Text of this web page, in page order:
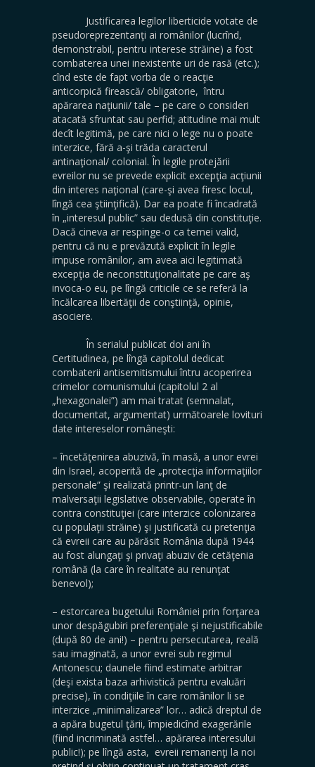
Justificarea legilor liberticide votate de
pseudoreprezentanţi ai românilor (lucrînd,
demonstrabil, pentru interese străine) a fost
combaterea unei inexistente uri de rasă (etc.);
cînd este de fapt vorba de o reacţie
anticorpică firească/ obligatorie, întru
apărarea naţiunii/ tale – pe care o consideri
atacată sfruntat sau perfid; atitudine mai mult
decît legitimă, pe care nici o lege nu o poate
interzice, fără a-şi trăda caracterul
antinaţional/ colonial. În legile protejării
evreilor nu se prevede explicit excepţia acţiunii
din interes naţional (care-şi avea firesc locul,
lîngă cea ştiinţifică). Dar ea poate fi încadrată
în „interesul public” sau dedusă din constituţie.
Dacă cineva ar respinge-o ca temei valid,
pentru că nu e prevăzută explicit în legile
impuse românilor, am avea aici legitimată
excepţia de neconstituţionalitate pe care aş
invoca-o eu, pe lîngă criticile ce se referă la
încălcarea libertăţii de conştiinţă, opinie,
asociere.
În serialul publicat doi ani în
Certitudinea, pe lîngă capitolul dedicat
combaterii antisemitismului întru acoperirea
crimelor comunismului (capitolul 2 al
„hexagonalei”) am mai tratat (semnalat,
documentat, argumentat) următoarele lovituri
date intereselor româneşti:
– încetăţenirea abuzivă, în masă, a unor evrei
din Israel, acoperită de „protecţia informaţiilor
personale” şi realizată printr-un lanţ de
malversaţii legislative observabile, operate în
contra constituţiei (care interzice colonizarea
cu populaţii străine) şi justificată cu pretenţia
că evreii care au părăsit România după 1944
au fost alungaţi şi privaţi abuziv de cetăţenia
română (la care în realitate au renunţat
benevol);
– estorcarea bugetului României prin forţarea
unor despăgubiri preferenţiale şi nejustificabile
(după 80 de ani!) – pentru persecutarea, reală
sau imaginată, a unor evrei sub regimul
Antonescu; daunele fiind estimate arbitrar
(deşi exista baza arhivistică pentru evaluări
precise), în condiţiile în care românilor li se
interzice „minimalizarea” lor… adică dreptul de
a apăra bugetul ţării, împiedicînd exagerările
(fiind incriminată astfel… apărarea interesului
public!); pe lîngă asta, evreii remanenţi la noi